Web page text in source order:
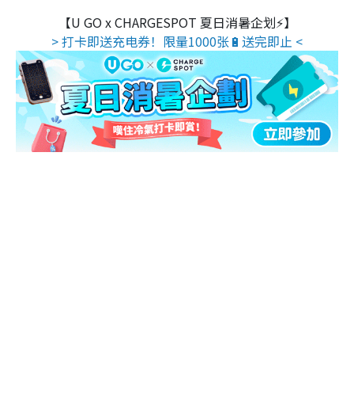
【U GO x CHARGESPOT 夏日消暑企划⚡】
> 打卡即送充电券！限量1000张🔋送完即止 <